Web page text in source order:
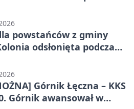
powstańców z gminy
odsłonięta podczas
Górnik Łęczna – KKS
Górnik awansował w